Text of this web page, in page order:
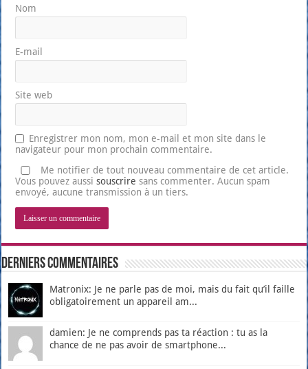
Nom
E-mail
Site web
Enregistrer mon nom, mon e-mail et mon site dans le
navigateur pour mon prochain commentaire.
Me notifier de tout nouveau commentaire de cet article.
Vous pouvez aussisouscrire sans commenter. Aucun spam
envoyé, aucune transmission à un tiers.
Derniers Commentaires
Matronix: Je ne parle pas de moi, mais du fait qu’il faille
obligatoirement un appareil am...
damien: Je ne comprends pas ta réaction : tu as la
chance de ne pas avoir de smartphone...